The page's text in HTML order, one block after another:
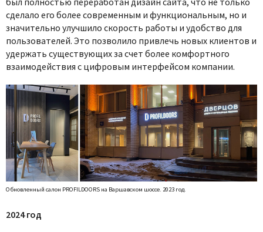
сделало его более современным и функциональным, но и
значительно улучшило скорость работы и удобство для
пользователей. Это позволило привлечь новых клиентов и
удержать существующих за счет более комфортного
взаимодействия с цифровым интерфейсом компании.
Обновленный салон PROFILDOORS на Варшавском шоссе. 2023 год.
2024 год